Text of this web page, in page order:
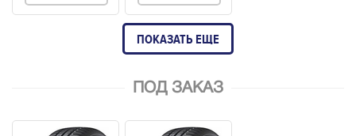
ПОКАЗАТЬ ЕЩЕ
ПОД ЗАКАЗ